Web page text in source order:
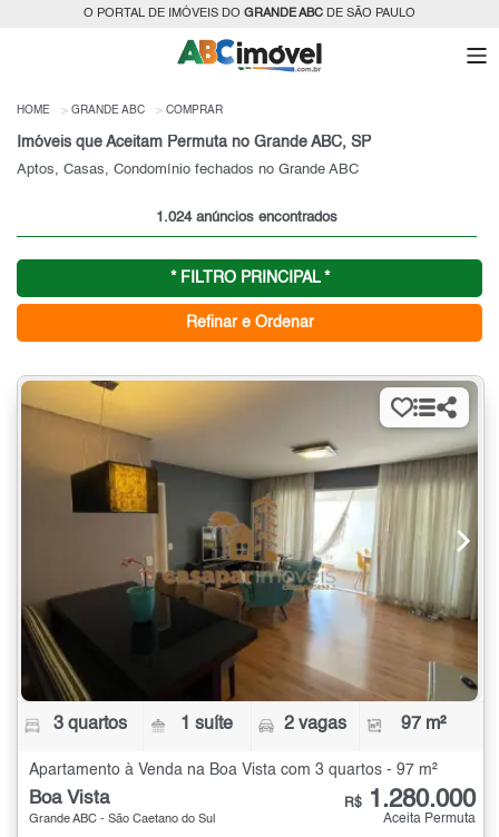
O PORTAL DE IMÓVEIS DO GRANDE ABC DE SÃO PAULO
HOME GRANDE ABC COMPRAR
Imóveis que Aceitam Permuta no Grande ABC, SP
Aptos, Casas, Condomínio fechados no Grande ABC
1.024 anúncios encontrados
* FILTRO PRINCIPAL *
Refinar e Ordenar
3 quartos 1 suíte 2 vagas 97 m²
Apartamento à Venda na Boa Vista com 3 quartos - 97 m²
Boa Vista
Grande ABC - São Caetano do Sul
R$ 1.280.000
Aceita Permuta